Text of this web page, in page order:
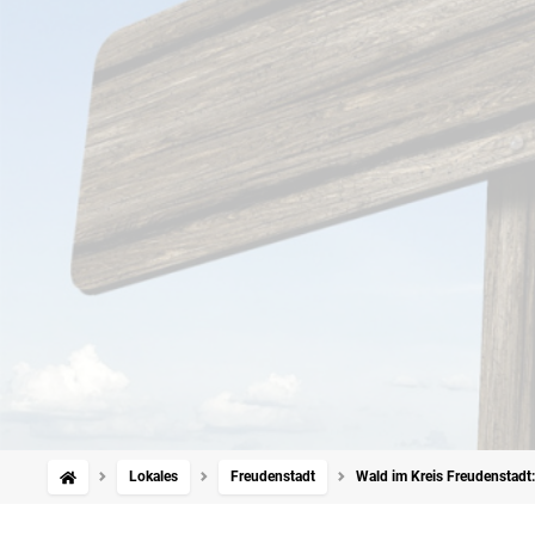
Lokales Freudenstadt Wald im Kreis